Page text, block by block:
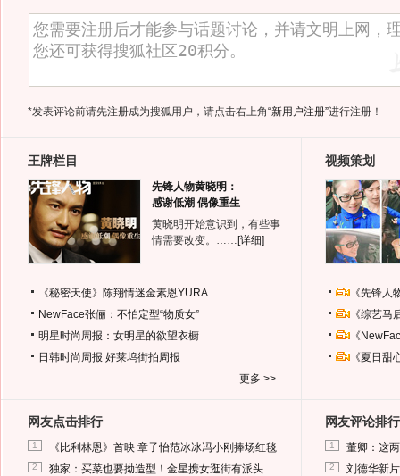
*发表评论前请先注册成为搜狐用户，请点击右上角“新用户注册”进行注册！
王牌栏目
先锋人物黄晓明：
感谢低潮 偶像重生
黄晓明开始意识到，有些事
情需要改变。…… [详细]
《秘密天使》陈翔情迷金素恩YURA
NewFace张俪：不怕定型“物质女”
明星时尚周报：女明星的欲望衣橱
日韩时尚周报 好莱坞街拍周报
更多 >>
视频策划
《先锋
《综艺
《
《夏日
网友点击排行
1 《比利林恩》首映 章子怡范冰冰冯小刚捧场红毯
2 独家：买菜也要拗造型！金星携女逛街有派头
网友评论排行
1 董卿：这
2 刘德华新